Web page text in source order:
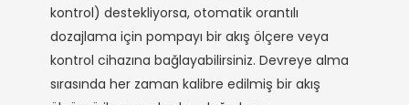
kontrol) destekliyorsa, otomatik orantılı
dozajlama için pompayı bir akış ölçere veya
kontrol cihazına bağlayabilirsiniz. Devreye alma
sırasında her zaman kalibre edilmiş bir akış